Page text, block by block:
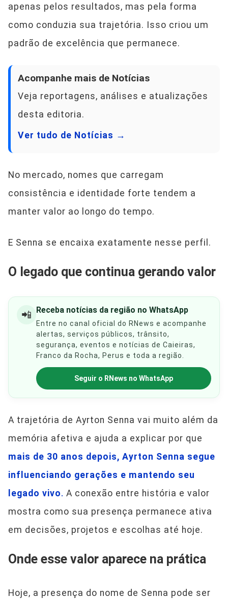
apenas pelos resultados, mas pela forma
como conduzia sua trajetória. Isso criou um
padrão de excelência que permanece.
Acompanhe mais de Notícias
Veja reportagens, análises e atualizações
desta editoria.
Ver tudo de Notícias →
No mercado, nomes que carregam
consistência e identidade forte tendem a
manter valor ao longo do tempo.
E Senna se encaixa exatamente nesse perfil.
O legado que continua gerando valor
📲 Receba notícias da região no WhatsApp
Entre no canal oficial do RNews e acompanhe
alertas, serviços públicos, trânsito,
segurança, eventos e notícias de Caieiras,
Franco da Rocha, Perus e toda a região.
Seguir o RNews no WhatsApp
A trajetória de Ayrton Senna vai muito além da
memória afetiva e ajuda a explicar por que
mais de 30 anos depois, Ayrton Senna segue
influenciando gerações e mantendo seu
legado vivo. A conexão entre história e valor
mostra como sua presença permanece ativa
em decisões, projetos e escolhas até hoje.
Onde esse valor aparece na prática
Hoje, a presença do nome de Senna pode ser